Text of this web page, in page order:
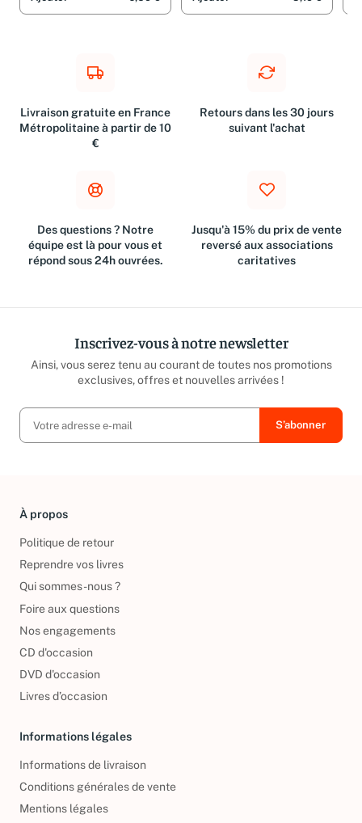
Livraison gratuite en France
Métropolitaine à partir de 10
€
Retours dans les 30 jours
suivant l'achat
Des questions ? Notre
équipe est là pour vous et
répond sous 24h ouvrées.
Jusqu'à 15% du prix de vente
reversé aux associations
caritatives
Inscrivez-vous à notre newsletter
Ainsi, vous serez tenu au courant de toutes nos promotions
exclusives, offres et nouvelles arrivées !
À propos
Politique de retour
Reprendre vos livres
Qui sommes-nous ?
Foire aux questions
Nos engagements
CD d'occasion
DVD d'occasion
Livres d’occasion
Informations légales
Informations de livraison
Conditions générales de vente
Mentions légales